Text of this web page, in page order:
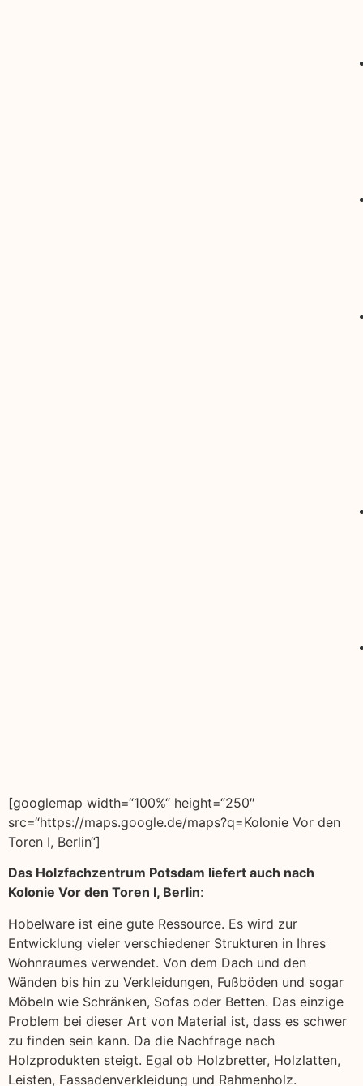
[googlemap width=“100%“ height=“250″
src=“https://maps.google.de/maps?q=Kolonie Vor den
Toren I, Berlin“]
Das Holzfachzentrum Potsdam liefert auch nach
Kolonie Vor den Toren I, Berlin:
Hobelware ist eine gute Ressource. Es wird zur
Entwicklung vieler verschiedener Strukturen in Ihres
Wohnraumes verwendet. Von dem Dach und den
Wänden bis hin zu Verkleidungen, Fußböden und sogar
Möbeln wie Schränken, Sofas oder Betten. Das einzige
Problem bei dieser Art von Material ist, dass es schwer
zu finden sein kann. Da die Nachfrage nach
Holzprodukten steigt. Egal ob Holzbretter, Holzlatten,
Leisten, Fassadenverkleidung und Rahmenholz.